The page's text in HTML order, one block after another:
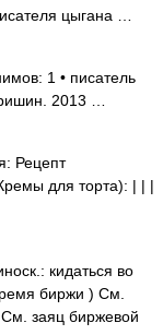
цыгана …
1 • писатель
2013 …
Рецепт
для торта): | | |
кидаться во
биржи ) См.
заяц биржевой